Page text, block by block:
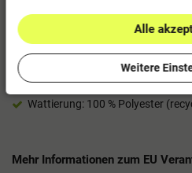
Ohne Kordeln bei Kindergrößen
Seitentaschen mit Reißverschluss
Polyester-Twill
100 % Polyester (recycelt)
3000 mm TPU
Wattierung: 100 % Polyester
Mehr Informationen zum EU
Alle
Weitere